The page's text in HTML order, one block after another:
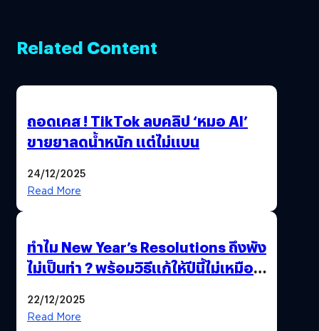
Related Content
ถอดเคส ! TikTok ลบคลิป ‘หมอ AI’
ขายยาลดน้ำหนัก แต่ไม่แบน
24/12/2025
Read More
ทำไม New Year’s Resolutions ถึงพัง
ไม่เป็นท่า ? พร้อมวิธีแก้ให้ปีนี้ไม่เหมือน
22/12/2025
Read More